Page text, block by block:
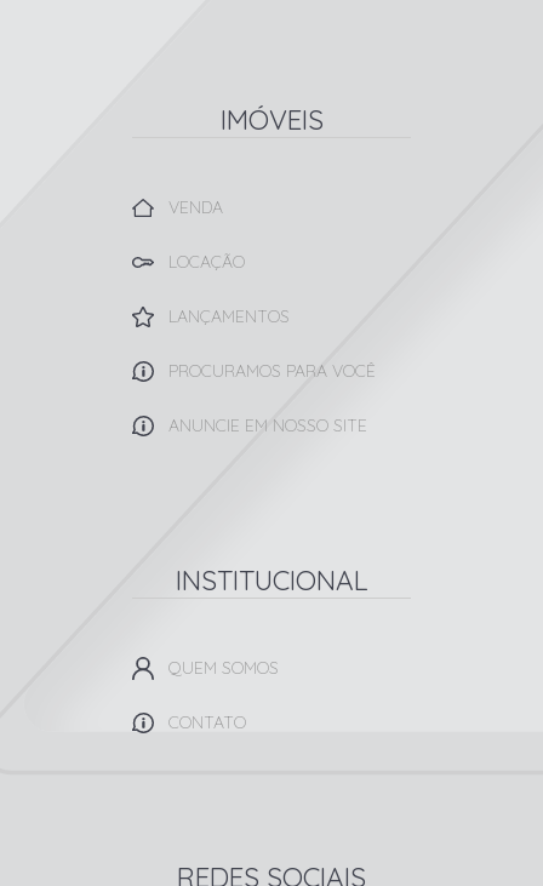
IMÓVEIS
VENDA
LOCAÇÃO
LANÇAMENTOS
PROCURAMOS PARA VOCÊ
ANUNCIE EM NOSSO SITE
INSTITUCIONAL
QUEM SOMOS
CONTATO
REDES SOCIAIS